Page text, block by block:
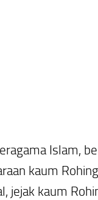
Islam,
kaum
jejak kaum